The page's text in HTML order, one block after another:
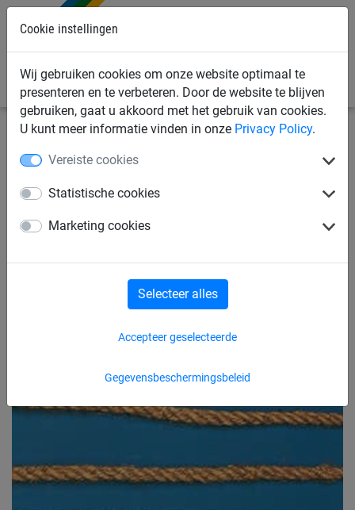
Cookie instellingen
Wij gebruiken cookies om onze website optimaal te
presenteren en te verbeteren. Door de website te blijven
gebruiken, gaat u akkoord met het gebruik van cookies.
U kunt meer informatie vinden in onze Privacy Policy.
Vereiste cookies
Statistische cookies
Marketing cookies
Gegevensbeschermingsbeleid
Accepteer geselecteerde
Selecteer alles
Springtouw, 11mm hennep,
2,80m lang